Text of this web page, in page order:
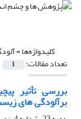
کلیدواژه‌ها =
تعداد مقالات: 1
بررسی تأثیر
برآلودگی های